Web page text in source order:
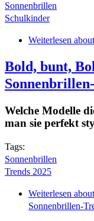
Sonnenbrillen
Schulkinder
Weiterlesen
Bold, bunt,
Welche Modelle
man sie perfekt
Tags:
Sonnenbrillen
Trends 2025
Weiterlesen
Sonnenbrillen-